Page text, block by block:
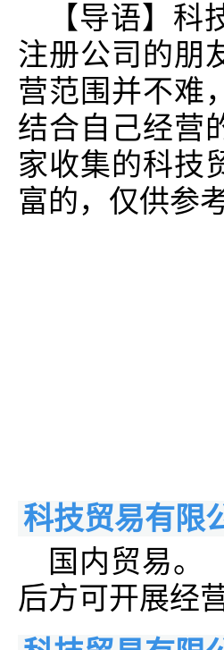
【导语】
注册公司的朋
营范围并不难
结合自己经营
家收集的科技
富的，仅供参考
科技贸易有限
国内贸易。
后方可开展经